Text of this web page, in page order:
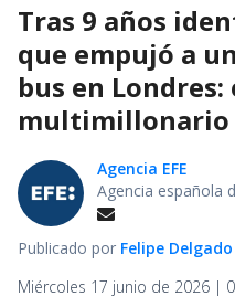
Tras 9 años
que empujó a
bus en Londres:
multimillonario
Agencia EFE
Agencia española
Publicado por Felipe Delgado
Miércoles 17 junio de 2026 |